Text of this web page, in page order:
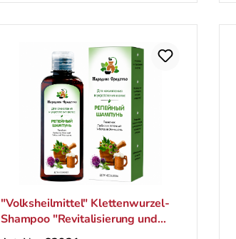
"Volksheilmittel" Klettenwurzel-
Shampoo "Revitalisierung und
Kräftigung", 200 ml